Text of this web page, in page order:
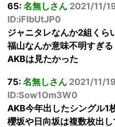
65:名無しさん 2021/11/
ID:iFlbUtJP0
ジャニタレなんか2組くら
福山なんか意味不明すぎる
AKBは見たかった
75:名無しさん 2021/11/
ID:Sow1Om3W0
AKB今年出したシングル1
櫻坂や日向坂は複数枚出